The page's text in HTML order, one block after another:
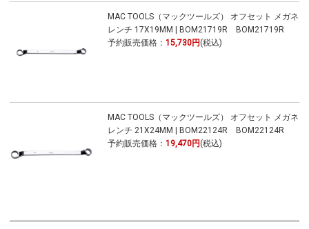
MAC TOOLS（マックツールズ） オフセット メガネ
レンチ 17X19MM | BOM21719R BOM21719R
予約販売価格： 15,730円 (税込)
MAC TOOLS（マックツールズ） オフセット メガネ
レンチ 21X24MM | BOM22124R BOM22124R
予約販売価格： 19,470円 (税込)